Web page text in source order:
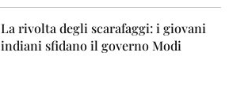
La rivolta degli scarafaggi: i giovani
indiani sfidano il governo Modi